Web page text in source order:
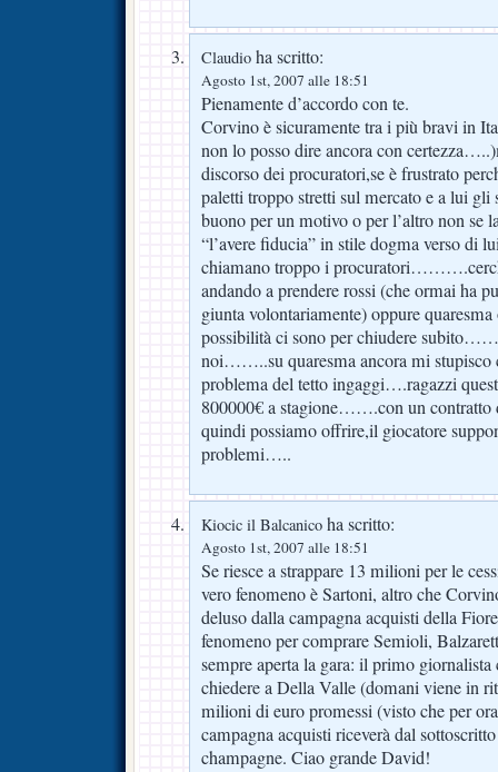
Claudio ha scritto:
Agosto 1st, 2007 alle 18:51
Pienamente d’accordo con te.
Corvino è sicuramente tra i più bravi in
non lo posso dire ancora con
discorso dei procuratori,se è frustrato
paletti troppo stretti sul mercato e a lui
buono per un motivo o per l’altro non se
“l’avere fiducia” in stile dogma verso di
chiamano troppo i
andando a prendere rossi (che ormai ha
giunta volontariamente) oppure
possibilità ci sono per chiudere
noi……..su quaresma ancora mi stupisco
problema del tetto ingaggi….ragazzi
800000€ a stagione…….con un contratto
quindi possiamo offrire,il giocatore
problemi…..
Kiocic il Balcanico ha scritto:
Agosto 1st, 2007 alle 18:51
Se riesce a strappare 13 milioni per le
vero fenomeno è Sartoni, altro che
deluso dalla campagna acquisti della
fenomeno per comprare Semioli,
sempre aperta la gara: il primo
chiedere a Della Valle (domani viene in
milioni di euro promessi (visto che per
campagna acquisti riceverà dal
champagne. Ciao grande David!